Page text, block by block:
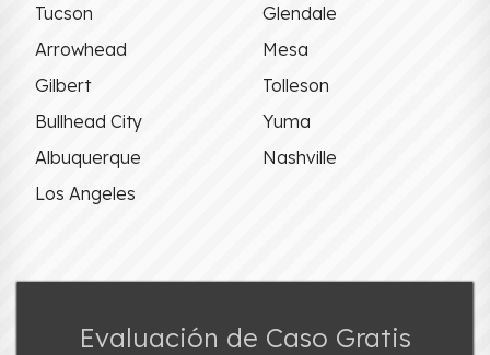
Tucson
Glendale
Arrowhead
Mesa
Gilbert
Tolleson
Bullhead City
Yuma
Albuquerque
Nashville
Los Angeles
Evaluación de Caso Gratis